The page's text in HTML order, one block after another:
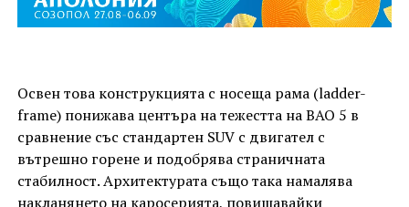
Освен това конструкцията с носеща рама (ladder-
frame) понижава центъра на тежестта на BAO 5 в
сравнение със стандартен SUV с двигател с
вътрешно горене и подобрява страничната
стабилност. Архитектурата също така намалява
накланянето на каросерията, повишавайки